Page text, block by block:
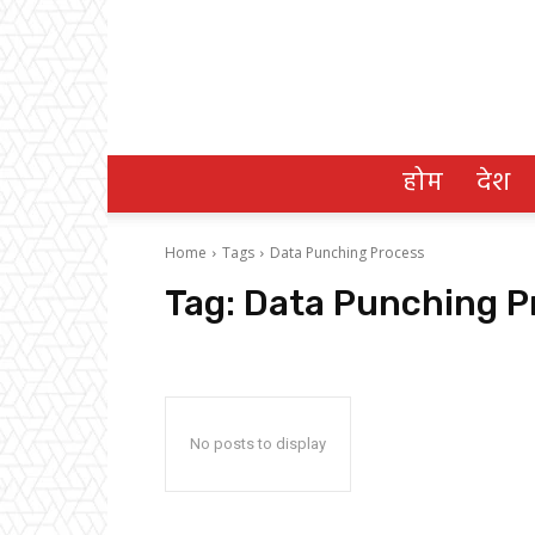
होम देश
Home Tags Data Punching Process
Tag: Data Punching
No posts to display